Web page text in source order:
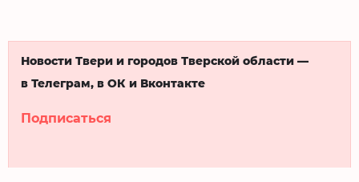
Новости Твери и городов Тверской области —
в Телеграм, в ОК и Вконтакте
Подписаться